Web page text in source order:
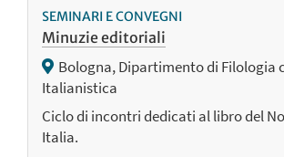
SEMINARI E CONVEGNI
Minuzie editoriali
Bologna, Dipartimento di Filologia
Italianistica
Ciclo di incontri dedicati al libro del
Italia.